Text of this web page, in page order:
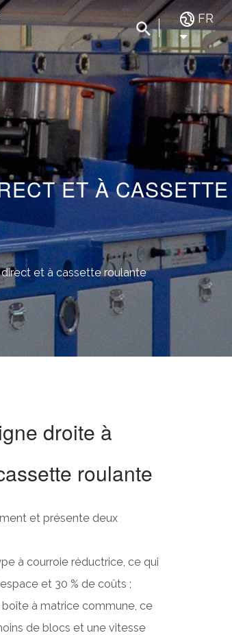
FR
ET À CASSETTE
et à cassette roulante
droite à
roulante
et présente deux
à courroie réductrice, ce qui
et 30 % de coûts ;
à matrice commune, ce
de blocs et une vitesse